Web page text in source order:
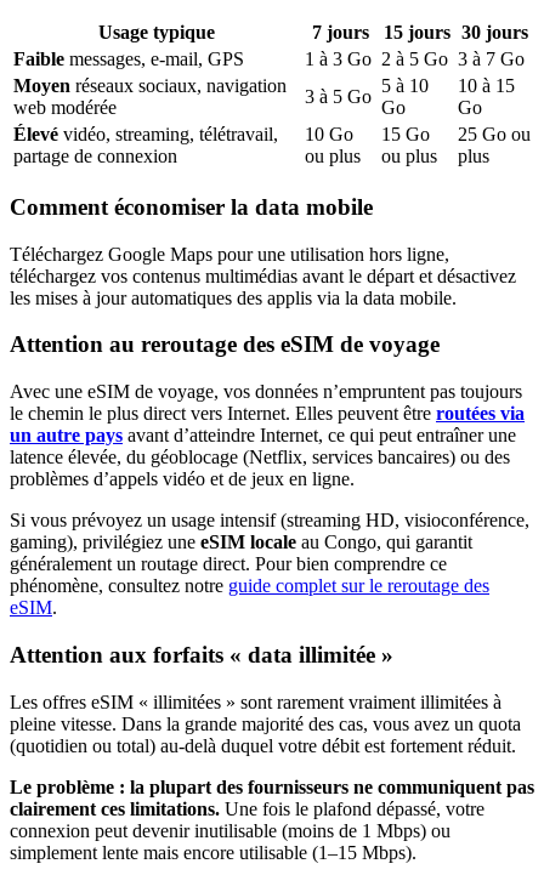
Usage typique 7 jours 15 jours 30jours
Faible messages, e-mail, GPS 1 à 3 Go 2 à 5 Go 3 à 7 Go
Moyen réseaux sociaux, navigation
web modérée
3 à 5 Go
5 à 10
Go
10 à 15
Go
Élevé vidéo, streaming, télétravail,
partage de connexion
10 Go
ou plus
15 Go
ou plus
25 Go ou
plus
Comment économiser la data mobile
Téléchargez Google Maps pour une utilisation hors ligne,
téléchargez vos contenus multimédias avant le départ et désactivez
les mises à jour automatiques des applis via la data mobile.
Attention au reroutage des eSIM de voyage
Avec une eSIM de voyage, vos données n’empruntent pas toujours
le chemin le plus direct vers Internet. Elles peuvent être routées via
un autre pays avant d’atteindre Internet, ce qui peut entraîner une
latence élevée, du géoblocage (Netflix, services bancaires) ou des
problèmes d’appels vidéo et de jeux en ligne.
Si vous prévoyez un usage intensif (streaming HD, visioconférence,
gaming), privilégiez une eSIM locale au Congo, qui garantit
généralement un routage direct. Pour bien comprendre ce
phénomène, consultez notre guide complet sur le reroutage des
eSIM.
Attention aux forfaits « data illimitée »
Les offres eSIM « illimitées » sont rarement vraiment illimitées à
pleine vitesse. Dans la grande majorité des cas, vous avez un quota
(quotidien ou total) au-delà duquel votre débit est fortement réduit.
Le problème : la plupart des fournisseurs ne communiquent pas
clairement ces limitations. Une fois le plafond dépassé, votre
connexion peut devenir inutilisable (moins de 1 Mbps) ou
simplement lente mais encore utilisable (1–15 Mbps).